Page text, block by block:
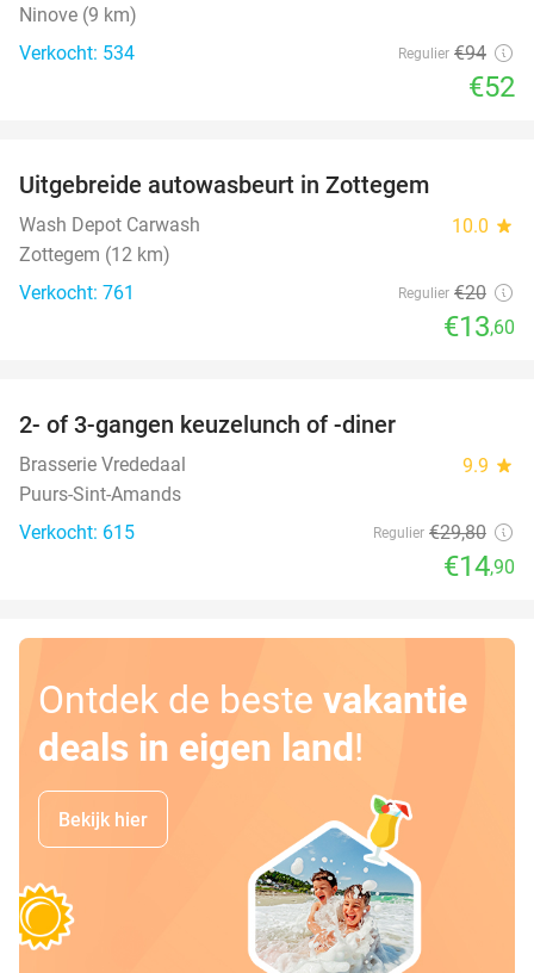
Ninove (9 km)
Verkocht: 534
Regulier €94
€52
Uitgebreide autowasbeurt in Zottegem
Wash Depot Carwash 10.0 star
Zottegem (12 km)
Verkocht: 761
Regulier €20
€13,60
2- of 3-gangen keuzelunch of -diner
Brasserie Vrededaal 9.9 star
Puurs-Sint-Amands
Verkocht: 615
Regulier €29,80
€14,90
Ontdek de beste vakantie
deals in eigen land!
Bekijk hier